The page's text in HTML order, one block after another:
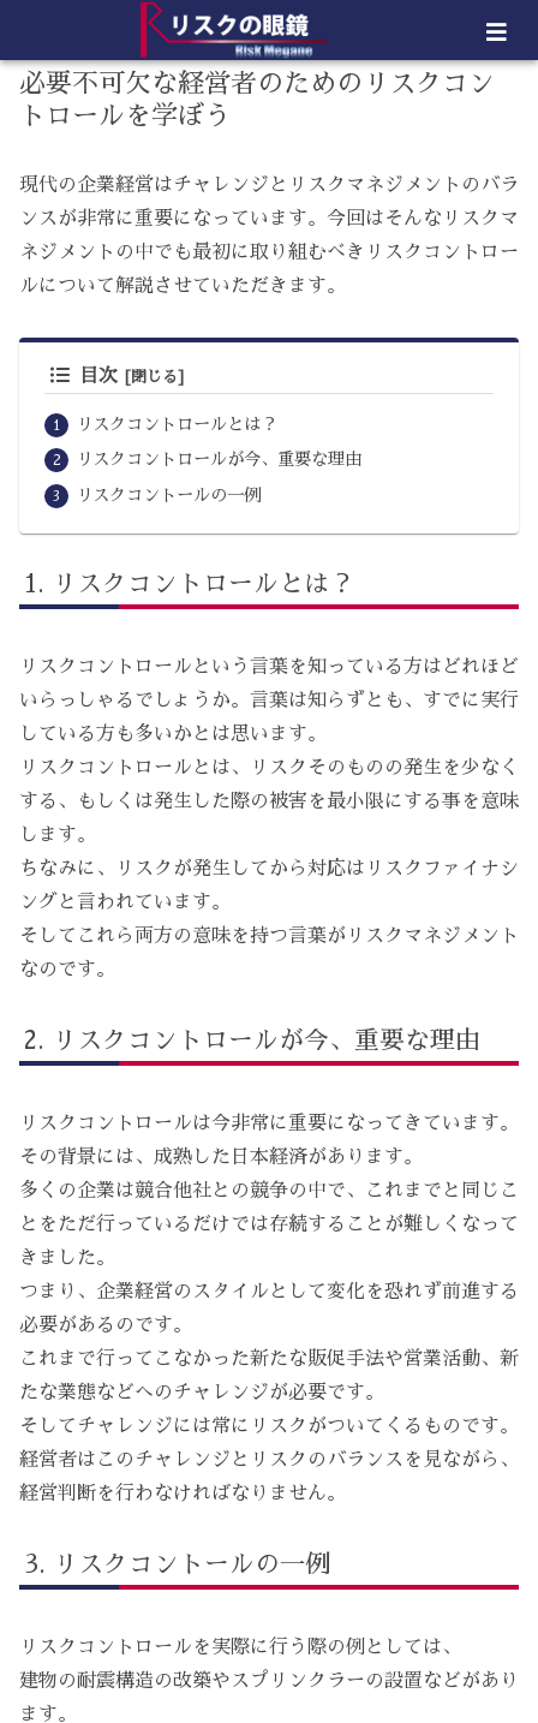
必要不可欠な経営者のためのリスクコン
トロールを学ぼう
現代の企業経営はチャレンジとリスクマネジメントのバラ
ンスが非常に重要になっています。今回はそんなリスクマ
ネジメントの中でも最初に取り組むべきリスクコントロー
ルについて解説させていただきます。
目次
リスクコントロールとは？
リスクコントロールが今、重要な理由
リスクコントールの一例
リスクコントロールとは？
リスクコントロールという言葉を知っている方はどれほど
いらっしゃるでしょうか。言葉は知らずとも、すでに実行
している方も多いかとは思います。
リスクコントロールとは、リスクそのものの発生を少なく
する、もしくは発生した際の被害を最小限にする事を意味
します。
ちなみに、リスクが発生してから対応はリスクファイナシ
ングと言われています。
そしてこれら両方の意味を持つ言葉がリスクマネジメント
なのです。
リスクコントロールが今、重要な理由
リスクコントロールは今非常に重要になってきています。
その背景には、成熟した日本経済があります。
多くの企業は競合他社との競争の中で、これまでと同じこ
とをただ行っているだけでは存続することが難しくなって
きました。
つまり、企業経営のスタイルとして変化を恐れず前進する
必要があるのです。
これまで行ってこなかった新たな販促手法や営業活動、新
たな業態などへのチャレンジが必要です。
そしてチャレンジには常にリスクがついてくるものです。
経営者はこのチャレンジとリスクのバランスを見ながら、
経営判断を行わなければなりません。
リスクコントールの一例
リスクコントロールを実際に行う際の例としては、
建物の耐震構造の改築やスプリンクラーの設置などがあり
ます。